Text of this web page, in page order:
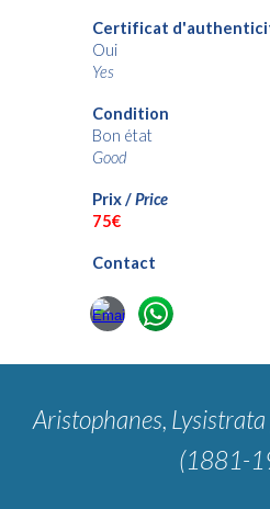
Certificat
Oui
Yes
Condition
Bon état
Good
Prix /Price
75€
Contact
Aristophanes, Lysistrata
(1881-